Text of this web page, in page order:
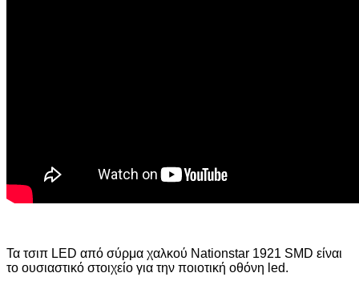
Τα τσιπ LED από σύρμα χαλκού Nationstar 1921 SMD είναι
το ουσιαστικό στοιχείο για την ποιοτική οθόνη led.